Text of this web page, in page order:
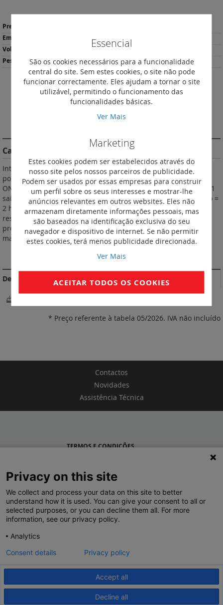
Mais
informação
158.00
Descarregar
Ficha de Produto
Imprimir
Saltar
Galeria
de
imagens
Características do Produto
Interruptores horários programáveis analógicos. Programação
por segmentos imperdíveis. Comutador manual de 3 posições
ON-AUTO-OFF na face frontal. Alimentação: 230 VA - 50/60 Hz. 1
saída 16 A - 250 VA μ cos ø = 1. Programa semanal. 1 segmento =
2 horas. Precisão dos tempos de comutação: + 30 min. Com
reserva de marcha. Quadrante vertical. Tempo mínimo de
programação: 2 horas. Contacto ao fecho (NA). Reserva de
marcha: 100 horas. Número de módulos: 1.
DOCUMENTAÇÃO DE CONFORMIDADE
Declarações e certificados de conformidade
* Preço referente à tabela 05/2026. IVA não incluído
Contactos
Novidades
Assistência Técnica
Essencial
São os cookies necessários para a funcionalidade
central do site. Sem estes cookies, o site não pode
funcionar correctamente. Eles ajudam a tornar o site
utilizável, permitindo o funcionamento das
funcionalidades básicas.
Ver Mais
Marketing
Estes cookies podem ser estabelecidos através do
nosso site pelos nossos parceiros de publicidade.
Podem ser usados por essas empresas para construir
um perfil sobre os seus interesses e mostrar-lhe
anúncios relevantes em outros websites. Eles não
armazenam diretamente informações pessoais, mas
são baseados na identificação exclusiva do seu
navegador e dispositivo de internet. Se não permitir
estes cookies, terá menos publicidade direcionada.
Ver Mais
ACEITAR TODOS OS COOKIES
TERMOS E CONDIÇÕES
LEGRAND PORTUGAL
GRUPO LEGRAND NO MUNDO
© 2020 Legrand. Todos os direitos reservados.
Privacy on this site
We collect and process your data on this site to better
understand how it is used. You can give your consent to all or
selected purposes, or you can decline them all. For more
information, see our privacy policy.
Analytics
Accept all
Decline all
Consent details Privacy policy